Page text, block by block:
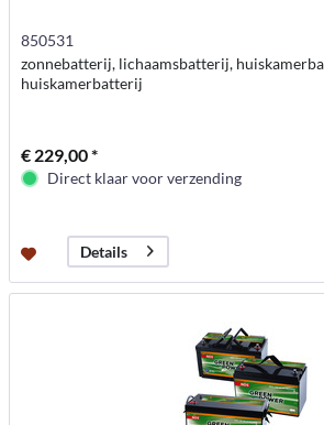
850531
zonnebatterij, lichaamsbatterij,
huiskamerbatterij
€ 229,00 *
Direct klaar voor verzending
Details